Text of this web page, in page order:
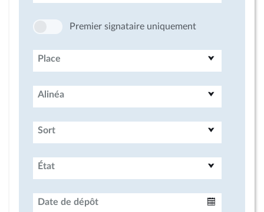
Premier signataire uniquement
Place
Alinéa
Sort
État
Date de dépôt